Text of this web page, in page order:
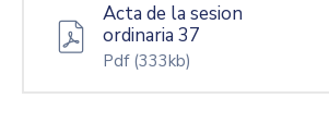
Acta de la sesion
ordinaria 37
Pdf (333kb)